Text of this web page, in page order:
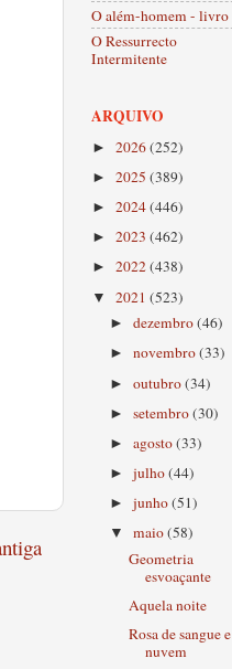
O além-homem - livro
O Ressurrecto
Intermitente
ARQUIVO
► 2026(252)
► 2025 (389)
► 2024(446)
► 2023 (462)
► 2022(438)
▼ 2021 (523)
►dezembro(46)
►novembro(33)
►outubro(34)
►setembro(30)
►agosto(33)
►julho(44)
►junho(51)
▼maio(58)
Geometria
esvoaçante
Aquela noite
Rosa de sangue e
nuvem